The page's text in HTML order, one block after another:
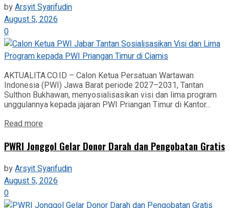
byArsyit Syarifudin
August 5, 2026
0
AKTUALITA.CO.ID – Calon Ketua Persatuan Wartawan
Indonesia (PWI) Jawa Barat periode 2027–2031, Tantan
Sulthon Bukhawan, menyosialisasikan visi dan lima program
unggulannya kepada jajaran PWI Priangan Timur di Kantor...
Read more
‎PWRI Jonggol Gelar Donor Darah dan Pengobatan Gratis‎
byArsyit Syarifudin
August 5, 2026
0